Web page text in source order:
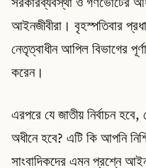
আইনজীবীরা। বৃহস্পতিবার
নেতৃত্বাধীন আপিল বিভাগের
করেন।
এরপরে যে জাতীয় নির্বাচন হবে,
অধীনে হবে? এটি কি আপনি
সাংবাদিকদের এমন প্রশ্নে